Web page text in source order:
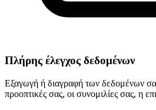
Πλήρης έλεγχος δεδομένων
Εξαγωγή ή διαγραφή των δεδομένων
προοπτικές σας, οι συνομιλίες σας, η